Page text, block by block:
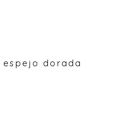
espejo dorada